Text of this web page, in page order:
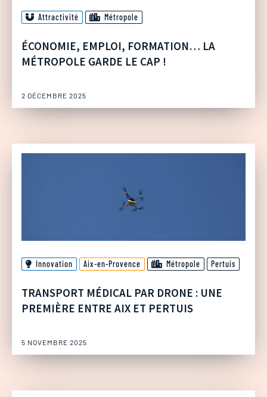
Attractivité Métropole
ÉCONOMIE, EMPLOI, FORMATION… LA
MÉTROPOLE GARDE LE CAP !
2 DÉCEMBRE 2025
Innovation Aix-en-Provence Métropole Pertuis
TRANSPORT MÉDICAL PAR DRONE : UNE
PREMIÈRE ENTRE AIX ET PERTUIS
5 NOVEMBRE 2025